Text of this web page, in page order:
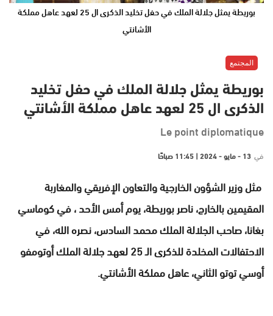
بوريطة يمثل جلالة الملك في حفل تخليد الذكرى ال 25 لعهد عاهل مملكة
الأشانتي
المجتمع
بوريطة يمثل جلالة الملك في حفل تخليد
الذكرى ال 25 لعهد عاهل مملكة الأشانتي
Le point diplomatique
في 13 - مايو - 2024 | 11:45 صباحًا
مثل وزير الشؤون الخارجية والتعاون الإفريقي والمغاربة
المقيمين بالخارج، ناصر بوريطة، يوم أمس الأحد ، في كوماسي
بغانا، صاحب الجلالة الملك محمد السادس، نصره الله، في
الاحتفالات المخلدة للذكرى الـ 25 لعهد جلالة الملك أوتومفو
أوسي توتو الثاني، عاهل مملكة الأشانتي.